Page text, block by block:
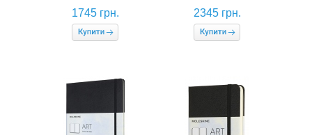
(середній, нелінований,
канва)
1745 грн. 2345 грн.